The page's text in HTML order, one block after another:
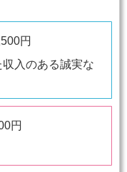
円
入のある誠実な
円